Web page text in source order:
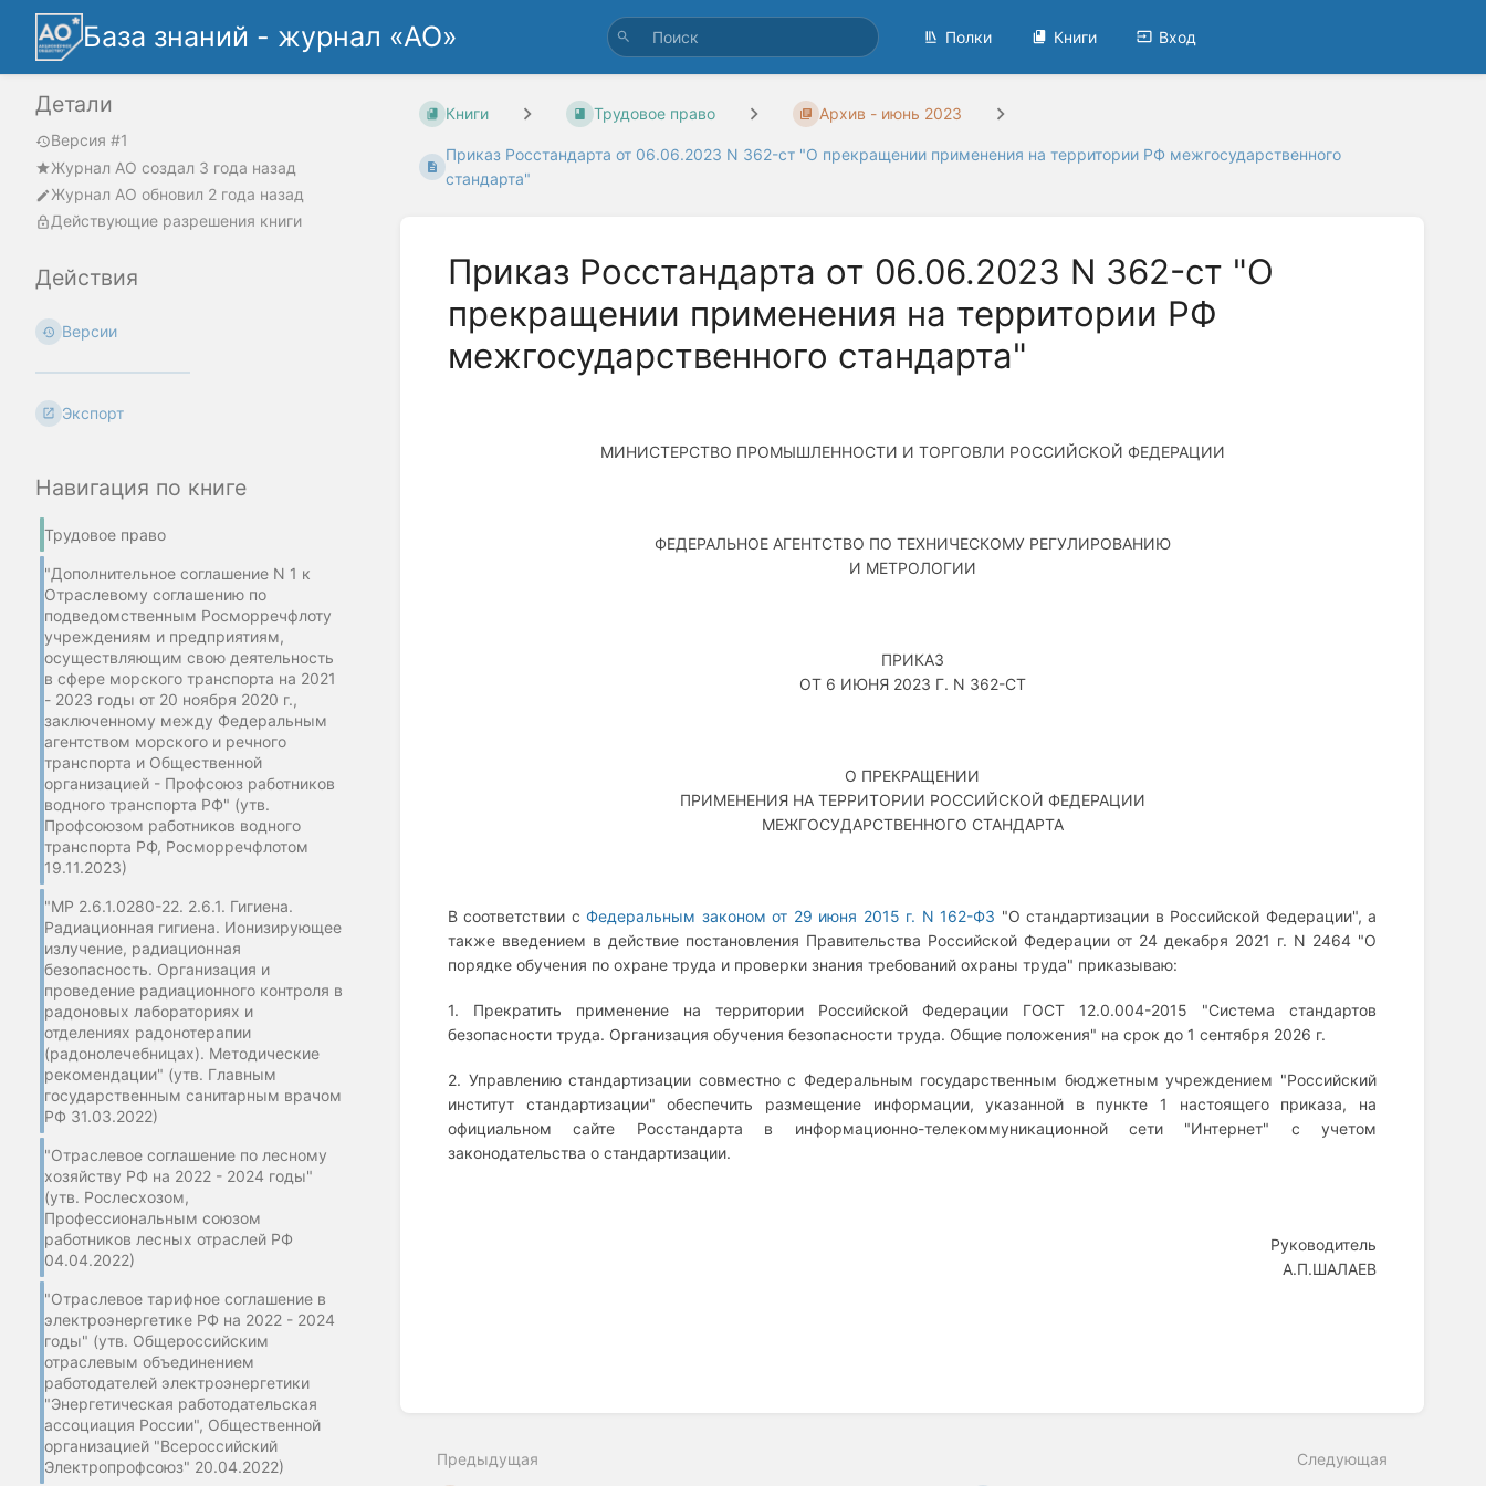
База знаний - журнал «АО» Полки Книги Вход
Детали
Версия #1
Журнал АО создал 3 года назад
Журнал АО обновил 2 года назад
Действующие разрешения книги
Действия
Версии
Экспорт
Навигация по книге
Трудовое право
"Дополнительное соглашение N 1 к
Отраслевому соглашению по
подведомственным Росморречфлоту
учреждениям и предприятиям,
осуществляющим свою деятельность
в сфере морского транспорта на 2021
- 2023 годы от 20 ноября 2020 г.,
заключенному между Федеральным
агентством морского и речного
транспорта и Общественной
организацией - Профсоюз работников
водного транспорта РФ" (утв.
Профсоюзом работников водного
транспорта РФ, Росморречфлотом
19.11.2023)
"МР 2.6.1.0280-22. 2.6.1. Гигиена.
Радиационная гигиена. Ионизирующее
излучение, радиационная
безопасность. Организация и
проведение радиационного контроля в
радоновых лабораториях и
отделениях радонотерапии
(радонолечебницах). Методические
рекомендации" (утв. Главным
государственным санитарным врачом
РФ 31.03.2022)
"Отраслевое соглашение по лесному
хозяйству РФ на 2022 - 2024 годы"
(утв. Рослесхозом,
Профессиональным союзом
работников лесных отраслей РФ
04.04.2022)
"Отраслевое тарифное соглашение в
электроэнергетике РФ на 2022 - 2024
годы" (утв. Общероссийским
отраслевым объединением
работодателей электроэнергетики
"Энергетическая работодательская
ассоциация России", Общественной
организацией "Всероссийский
Электропрофсоюз" 20.04.2022)
Книги Трудовое право Архив - июнь 2023
Приказ Росстандарта от 06.06.2023 N 362-ст "О прекращении применения на территории РФ межгосударственного
стандарта"
Приказ Росстандарта от 06.06.2023 N 362-ст "О
прекращении применения на территории РФ
межгосударственного стандарта"
МИНИСТЕРСТВО ПРОМЫШЛЕННОСТИ И ТОРГОВЛИ РОССИЙСКОЙ ФЕДЕРАЦИИ
ФЕДЕРАЛЬНОЕ АГЕНТСТВО ПО ТЕХНИЧЕСКОМУ РЕГУЛИРОВАНИЮ
И МЕТРОЛОГИИ
ПРИКАЗ
ОТ 6 ИЮНЯ 2023 Г. N 362-СТ
О ПРЕКРАЩЕНИИ
ПРИМЕНЕНИЯ НА ТЕРРИТОРИИ РОССИЙСКОЙ ФЕДЕРАЦИИ
МЕЖГОСУДАРСТВЕННОГО СТАНДАРТА
В соответствии с Федеральным законом от 29 июня 2015 г. N 162-ФЗ "О стандартизации в Российской Федерации", а
также введением в действие постановления Правительства Российской Федерации от 24 декабря 2021 г. N 2464 "О
порядке обучения по охране труда и проверки знания требований охраны труда" приказываю:
1. Прекратить применение на территории Российской Федерации ГОСТ 12.0.004-2015 "Система стандартов
безопасности труда. Организация обучения безопасности труда. Общие положения" на срок до 1 сентября 2026 г.
2. Управлению стандартизации совместно с Федеральным государственным бюджетным учреждением "Российский
институт стандартизации" обеспечить размещение информации, указанной в пункте 1 настоящего приказа, на
официальном сайте Росстандарта в информационно-телекоммуникационной сети "Интернет" с учетом
законодательства о стандартизации.
Руководитель
А.П.ШАЛАЕВ
mode
Предыдущая Следующая